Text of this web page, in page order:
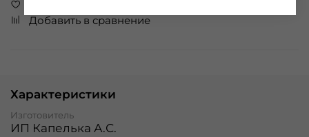
Добавить в сравнение
Характеристики
Изготовитель
ИП Капелька А.С.